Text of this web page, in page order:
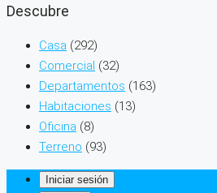
Descubre
Casa (292)
Comercial (32)
Departamentos (163)
Habitaciones (13)
Oficina (8)
Terreno (93)
Iniciar sesión